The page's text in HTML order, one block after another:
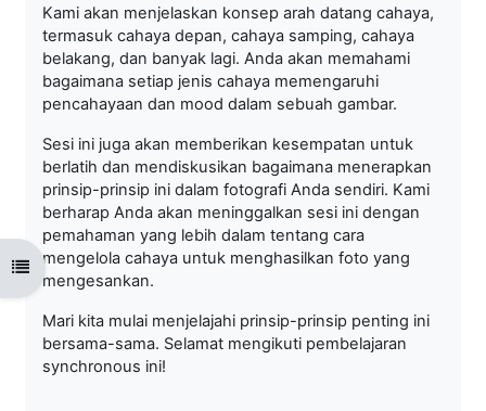
Open course index
Kami akan menjelaskan konsep arah datang cahaya,
termasuk cahaya depan, cahaya samping, cahaya
belakang, dan banyak lagi. Anda akan memahami
bagaimana setiap jenis cahaya memengaruhi
pencahayaan dan mood dalam sebuah gambar.
Sesi ini juga akan memberikan kesempatan untuk
berlatih dan mendiskusikan bagaimana menerapkan
prinsip-prinsip ini dalam fotografi Anda sendiri. Kami
berharap Anda akan meninggalkan sesi ini dengan
pemahaman yang lebih dalam tentang cara
mengelola cahaya untuk menghasilkan foto yang
mengesankan.
Mari kita mulai menjelajahi prinsip-prinsip penting ini
bersama-sama. Selamat mengikuti pembelajaran
synchronous ini!